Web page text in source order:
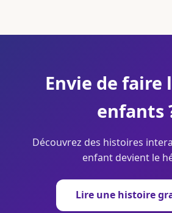
Envie de faire
enfants
Découvrez des histoires
enfant devient le
Lire une histoire